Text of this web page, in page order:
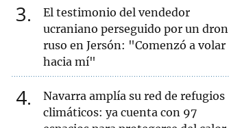
3
El testimonio del vendedor
ucraniano perseguido por un dron
ruso en Jersón: "Comenzó a volar
hacia mí"
4
Navarra amplía su red de refugios
climáticos: ya cuenta con 97